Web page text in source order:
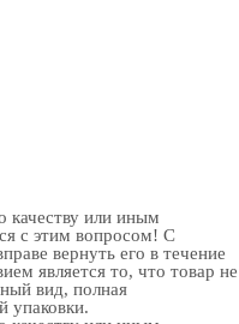
качеству или иным
с этим вопросом! С
вернуть его в течение
является то, что товар не
вид, полная
упаковки.